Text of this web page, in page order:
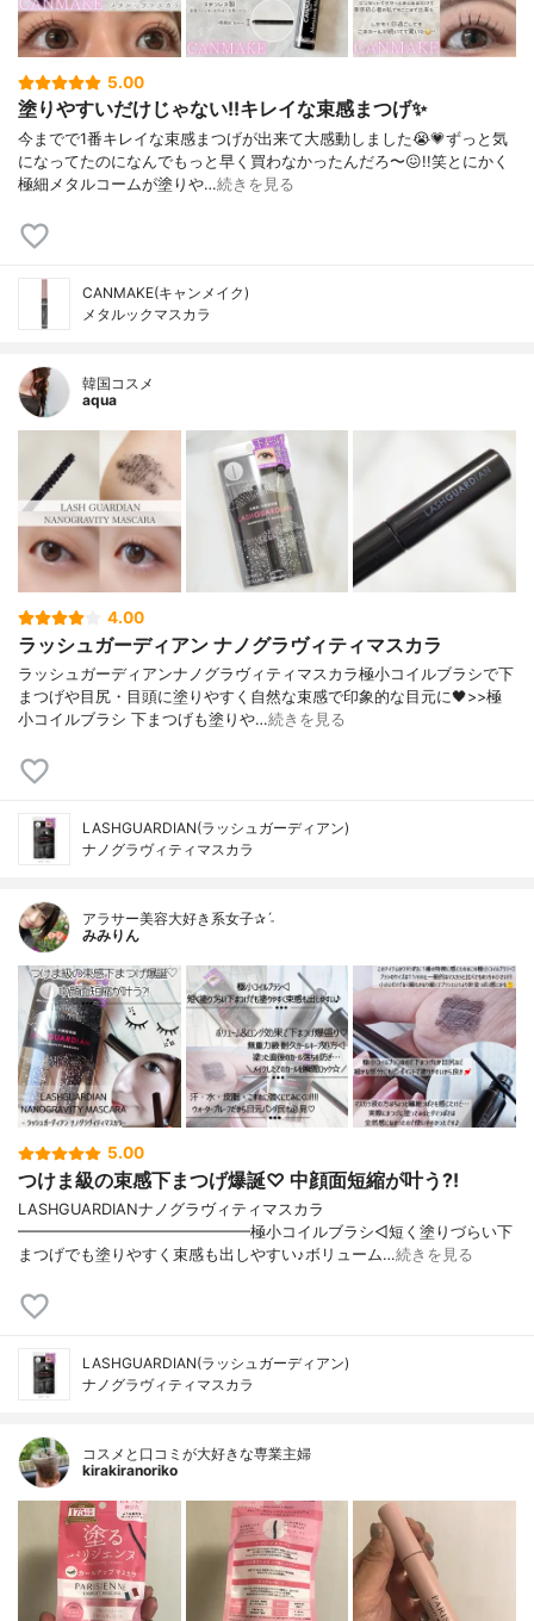
5.00
塗りやすいだけじゃない!!キレイな束感まつげ✨️
今までで1番キレイな束感まつげが出来て大感動しました😭💗⁡ずっと気
になってたのになんでもっと早く買わなかったんだろ〜😖!!笑⁡⁡とにかく
極細メタルコームが塗りや…続きを見る
CANMAKE(キャンメイク)
メタルックマスカラ
韓国コスメ
aqua
4.00
ラッシュガーディアン ナノグラヴィティマスカラ
ラッシュガーディアンナノグラヴィティマスカラ極小コイルブラシで下
まつげや目尻・目頭に塗りやすく自然な束感で印象的な目元に🖤>>極
小コイルブラシ 下まつげも塗りや…続きを見る
LASHGUARDIAN(ラッシュガーディアン)
ナノグラヴィティマスカラ
アラサー美容大好き系女子✰ˊ˗
みみりん
5.00
つけま級の束感下まつげ爆誕♡ 中顔面短縮が叶う?!
LASHGUARDIANナノグラヴィティマスカラ
━━━━━━━━━━━━━━━極小コイルブラシ◁短く塗りづらい下
まつげでも塗りやすく束感も出しやすい♪ボリューム…続きを見る
LASHGUARDIAN(ラッシュガーディアン)
ナノグラヴィティマスカラ
コスメと口コミが大好きな専業主婦
kirakiranoriko